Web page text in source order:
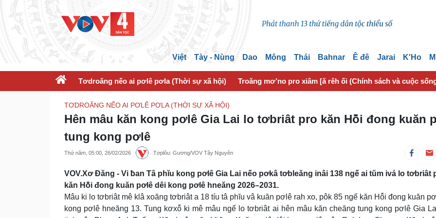
Việt Tày - Nùng Dao Mông Thái Bahnar Ê đê Jarai K'Ho
Tơdroăng nếo ai pơlê pơla (Thời sự xã hội) Troăng mơ’no pro xiâm [ă rêh ối (Chính sách và cuộc
TƠDROĂNG NẾO AI PƠLÊ PƠLA (THỜI SỰ XÃ HỘI)
Hên mâu kăn kong pơlê Gia Lai lo tơbriât pro kăn Hô̆i đong kuăn
tung kong pơlê
Thứ năm, 05:00, 26/02/2026 Tơplôu: Gương/VOV Tây Nguyên
VOV.Xơ Đăng - Vi ƀan Tâ phĭu kong pơlê Gia Lai nếo pơkâ tơbleăng inâi 138 ngế ai tŭm ivá lo tơbriât
kăn Hô̆i đong kuăn pơlê dêi kong pơlê hneăng 2026–2031.
Mâu ki lo tơbriât mê klâ xoăng tơbriât a 18 tíu tâ phĭu vâ kuăn pơlê rah xo, pôk 85 ngế kăn Hô̆i đong kuăn
kong pơlê hneăng 13. Tung kơxô̆ ki mê mâu ngế lo tơbriât ai hên mâu kăn cheăng tung kong pơlê Gia